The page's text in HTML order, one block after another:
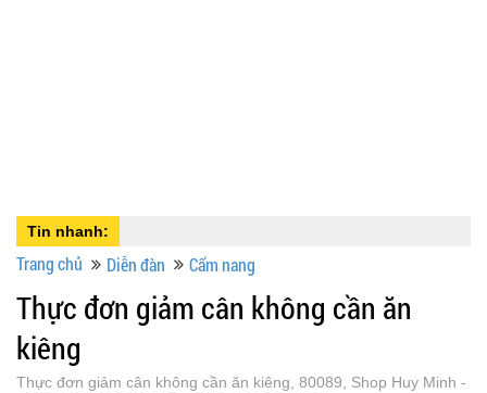
Tin nhanh:
Trang chủ Diễn đàn Cẩm nang
Thực đơn giảm cân không cần ăn
kiêng
Thực đơn giảm cân không cần ăn kiêng, 80089, Shop Huy Minh -